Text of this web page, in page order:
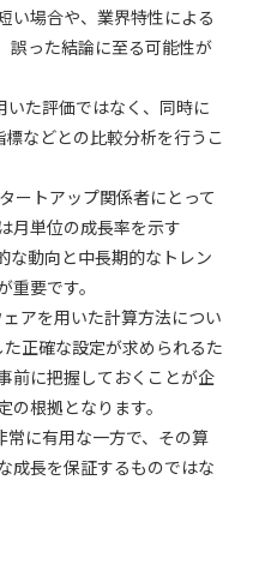
い場合や、業界特性による
誤った結論に至る可能性が
いた評価ではなく、同時に
などとの比較分析を行うこ
ートアップ関係者にとって
月単位の成長率を示す
な動向と中長期的なトレン
要です。
アを用いた計算方法につい
正確な設定が求められるた
前に把握しておくことが企
根拠となります。
常に有用な一方で、その算
成長を保証するものではな